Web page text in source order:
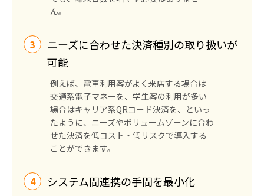
ん。
ニーズに合わせた決済種別の取り扱いが
可能
例えば、電車利用客がよく来店する場合は
交通系電子マネーを、学生客の利用が多い
場合はキャリア系QRコード決済を、といっ
たように、ニーズやボリュームゾーンに合わ
せた決済を低コスト・低リスクで導入する
ことができます。
システム間連携の手間を最小化